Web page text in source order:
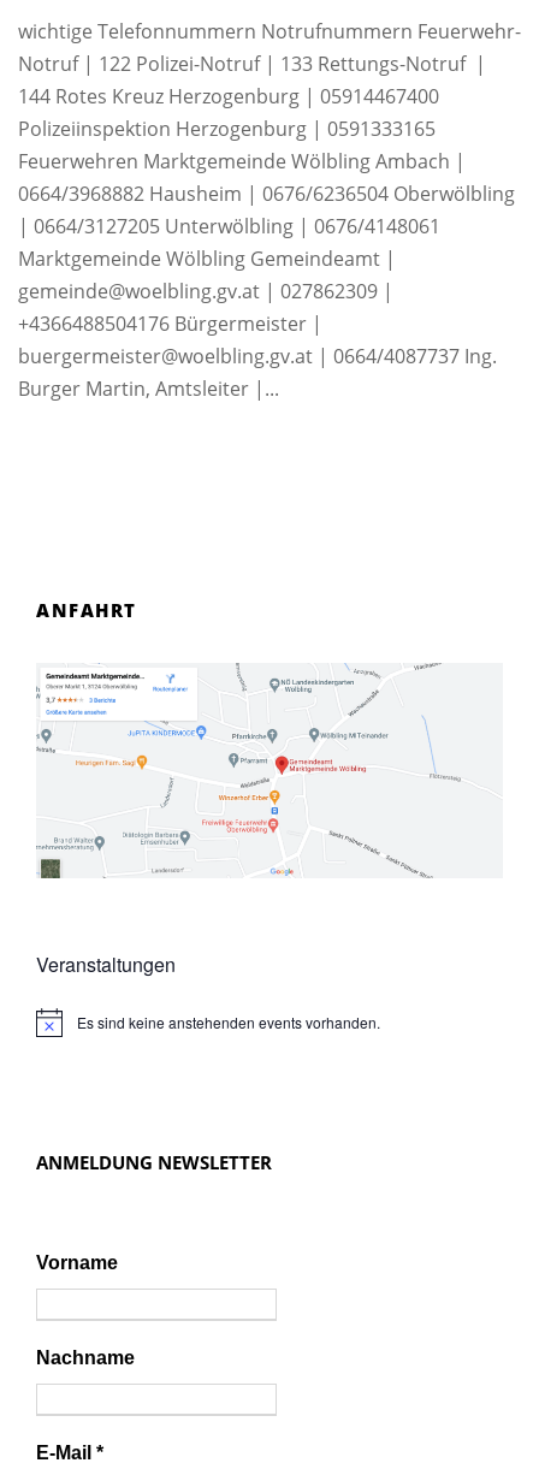
wichtige Telefonnummern Notrufnummern Feuerwehr-
Notruf | 122 Polizei-Notruf | 133 Rettungs-Notruf |
144 Rotes Kreuz Herzogenburg | 05914467400
Polizeiinspektion Herzogenburg | 0591333165
Feuerwehren Marktgemeinde Wölbling Ambach |
0664/3968882 Hausheim | 0676/6236504 Oberwölbling
| 0664/3127205 Unterwölbling | 0676/4148061
Marktgemeinde Wölbling Gemeindeamt |
gemeinde@woelbling.gv.at | 027862309 |
+4366488504176 Bürgermeister |
buergermeister@woelbling.gv.at | 0664/4087737 Ing.
Burger Martin, Amtsleiter |...
ANFAHRT
Veranstaltungen
N
Es sind keine anstehenden events vorhanden.
ANMELDUNG NEWSLETTER
Vorname
Nachname
E-Mail *